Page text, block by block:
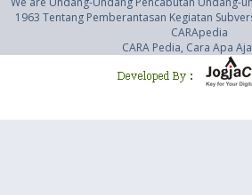
1963 Tentang Pemberantasan Kegiatan
CARApedia
CARA Pedia, Cara Apa